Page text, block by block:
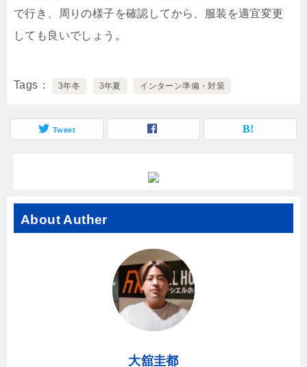
で行き、周りの様子を確認してから、服装を適宜変更
しても良いでしょう。
Tags 3年冬 3年夏 インターン準備・対策
Tweet
About Auther
大舘圭都